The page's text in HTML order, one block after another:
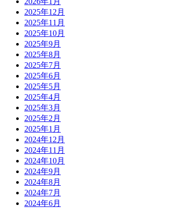
2025年12月
2025年11月
2025年10月
2025年9月
2025年8月
2025年7月
2025年6月
2025年5月
2025年4月
2025年3月
2025年2月
2025年1月
2024年12月
2024年11月
2024年10月
2024年9月
2024年8月
2024年7月
2024年6月